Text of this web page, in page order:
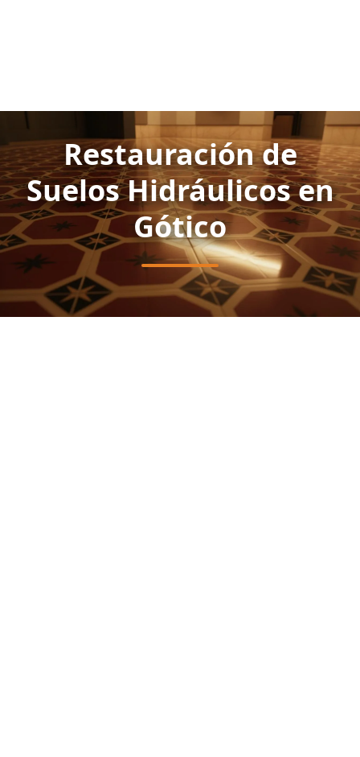
Restauración de
Suelos Hidráulicos en
Gótico